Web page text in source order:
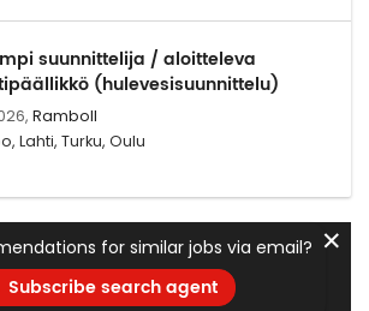
suunnittelija / aloitteleva
(hulevesisuunnittelu)
Ramboll
Lahti, Turku, Oulu
for similar jobs via email?
Subscribe search agent
✕